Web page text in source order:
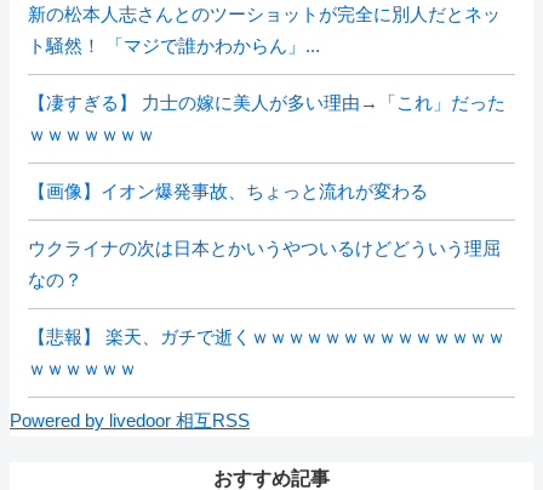
新の松本人志さんとのツーショットが完全に別人だとネッ
ト騒然！ 「マジで誰かわからん」...
【凄すぎる】 力士の嫁に美人が多い理由→「これ」だった
ｗｗｗｗｗｗｗ
【画像】イオン爆発事故、ちょっと流れが変わる
ウクライナの次は日本とかいうやついるけどどういう理屈
なの？
【悲報】 楽天、ガチで逝くｗｗｗｗｗｗｗｗｗｗｗｗｗｗ
ｗｗｗｗｗｗ
Powered by livedoor 相互RSS
おすすめ記事